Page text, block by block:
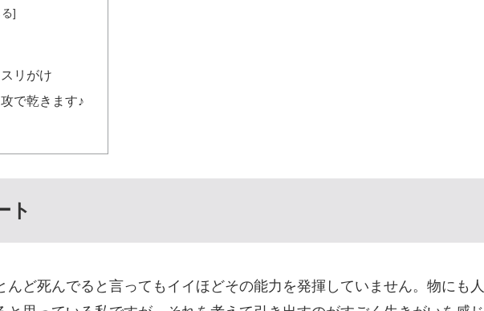
リがけ
で乾きます♪
ト
んど死んでると言ってもイイほどその能力を発揮していません。物にも人